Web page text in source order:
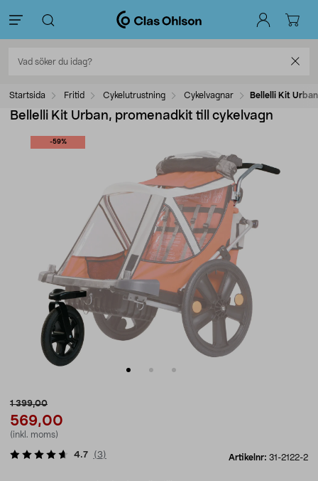
Startsida Fritid Cykelutrustning Cykelvagnar Bellelli Kit
Bellelli Kit Urban, promenadkit till cykelvagn
-59%
1 399,00
569,00
(inkl. moms)
Artikelnr: 31-2122-2
4.7 (3)